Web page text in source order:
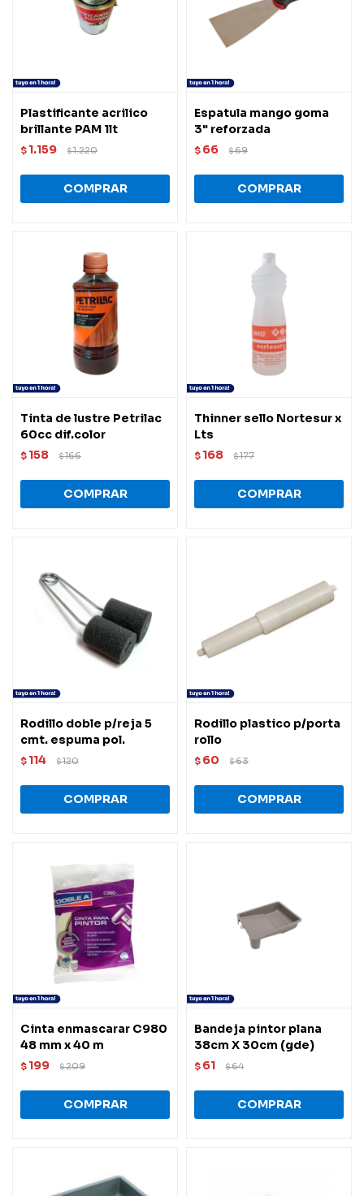
Plastificante acrilico
brillante PAM 1lt
$ 1.159 $1.220
Espatula mango goma
3" reforzada
$ 66 $69
Tinta de lustre Petrilac
60cc dif.color
$ 158 $166
Thinner sello Nortesur x
Lts
$ 168 $177
Rodillo doble p/reja 5
cmt. espuma pol.
$ 114 $120
Rodillo plastico p/porta
rollo
$ 60 $63
Cinta enmascarar C980
48 mm x 40 m
$ 199 $209
Bandeja pintor plana
38cm X 30cm (gde)
$ 61 $64